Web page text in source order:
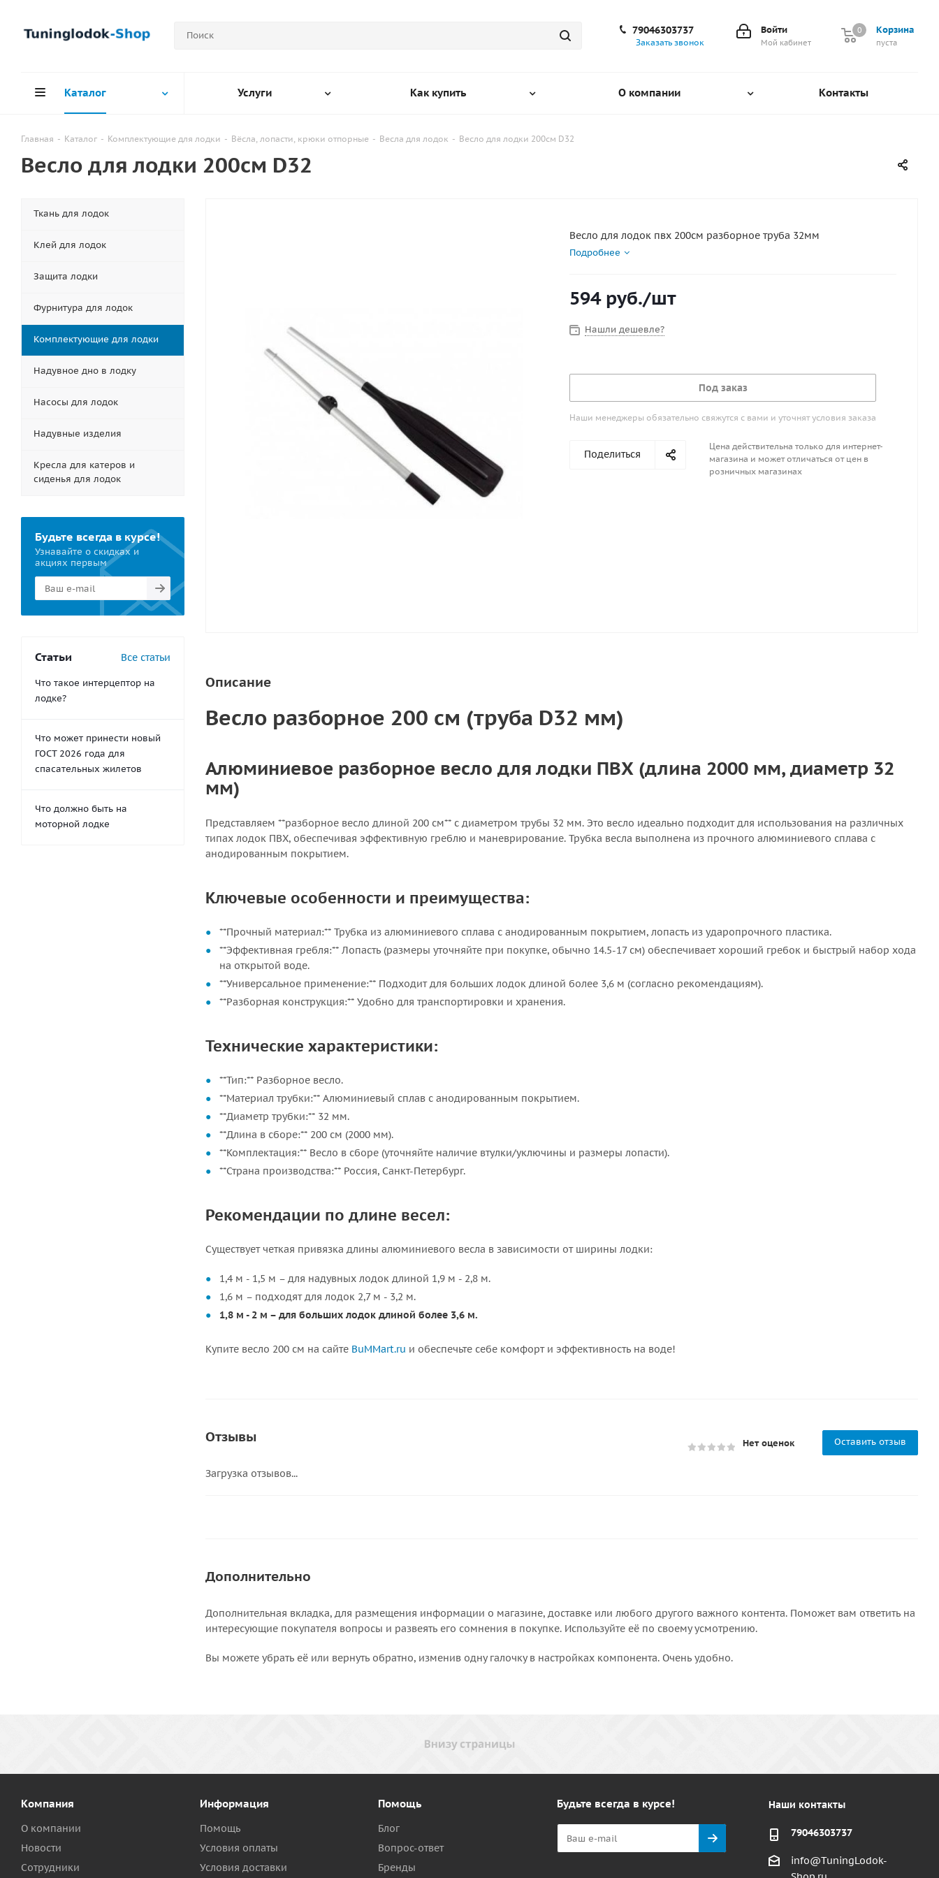
Корзина
0
пуста
0
Войти
Мой кабинет
79046303737
Заказать звонок
Каталог Услуги Как купить О компании Контакты
Главная - Каталог - Комплектующие для лодки - Вёсла, лопасти, крюки отпорные - Весла для лодок - Весло для лодки 200см D32
Весло для лодки 200см D32
Весло для лодок пвх 200см разборное труба 32мм
Подробнее
594руб./шт
Нашли дешевле?
Под заказ
Наши менеджеры обязательно свяжутся с вами и уточнят условия заказа
Поделиться
Цена действительна только для интернет-
магазина и может отличаться от цен в
розничных магазинах
Описание
Весло разборное 200 см (труба D32 мм)
Алюминиевое разборное весло для лодки ПВХ (длина 2000 мм, диаметр 32
мм)
Представляем **разборное весло длиной 200 см** с диаметром трубы 32 мм. Это весло идеально подходит для использования на различных
типах лодок ПВХ, обеспечивая эффективную греблю и маневрирование. Трубка весла выполнена из прочного алюминиевого сплава с
анодированным покрытием.
Ключевые особенности и преимущества:
**Прочный материал:** Трубка из алюминиевого сплава с анодированным покрытием, лопасть из ударопрочного пластика.
**Эффективная гребля:** Лопасть (размеры уточняйте при покупке, обычно 14.5-17 см) обеспечивает хороший гребок и быстрый набор хода
на открытой воде.
**Универсальное применение:** Подходит для больших лодок длиной более 3,6 м (согласно рекомендациям).
**Разборная конструкция:** Удобно для транспортировки и хранения.
Технические характеристики:
**Тип:** Разборное весло.
**Материал трубки:** Алюминиевый сплав с анодированным покрытием.
**Диаметр трубки:** 32 мм.
**Длина в сборе:** 200 см (2000 мм).
**Комплектация:** Весло в сборе (уточняйте наличие втулки/уключины и размеры лопасти).
**Страна производства:** Россия, Санкт-Петербург.
Рекомендации по длине весел:
Существует четкая привязка длины алюминиевого весла в зависимости от ширины лодки:
1,4 м - 1,5 м – для надувных лодок длиной 1,9 м - 2,8 м.
1,6 м – подходят для лодок 2,7 м - 3,2 м.
1,8 м - 2 м – для больших лодок длиной более 3,6 м.
Купите весло 200 см на сайте BuMMart.ru и обеспечьте себе комфорт и эффективность на воде!
Отзывы Нет оценок Оставить отзыв
Загрузка отзывов...
Дополнительно
Дополнительная вкладка, для размещения информации о магазине, доставке или любого другого важного контента. Поможет вам ответить на
интересующие покупателя вопросы и развеять его сомнения в покупке. Используйте её по своему усмотрению.
Вы можете убрать её или вернуть обратно, изменив одну галочку в настройках компонента. Очень удобно.
Ткань для лодок
Клей для лодок
Защита лодки
Фурнитура для лодок
Комплектующие для лодки
Надувное дно в лодку
Насосы для лодок
Надувные изделия
Кресла для катеров и
сиденья для лодок
Будьте всегда в курсе!
Узнавайте о скидках и
акциях первым
Статьи Все статьи
Что такое интерцептор на
лодке?
Что может принести новый
ГОСТ 2026 года для
спасательных жилетов
Что должно быть на
моторной лодке
Компания
О компании
Новости
Сотрудники
Информация
Помощь
Условия оплаты
Условия доставки
Помощь
Блог
Вопрос-ответ
Бренды
Будьте всегда в курсе! Наши контакты
79046303737
info@TuningLodok-